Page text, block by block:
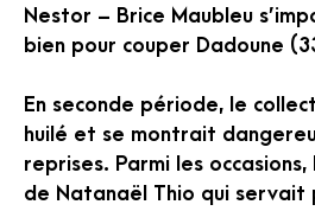
Nestor – Brice Maubleu
bien pour couper Dadoune
En seconde période, le
huilé et se montrait
reprises. Parmi les
de Natanaël Thio qui